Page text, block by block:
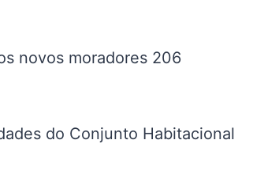
novos moradores 206
do Conjunto Habitacional